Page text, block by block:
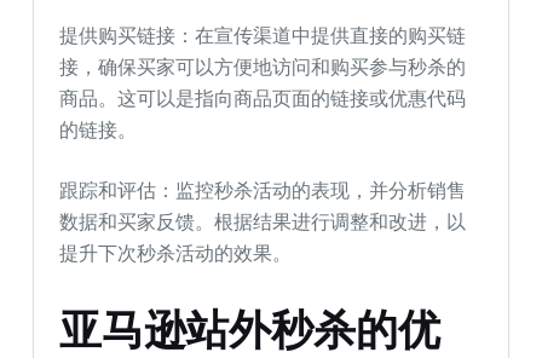
提供购买链接：在宣传渠道中提供直接的购买链
接，确保买家可以方便地访问和购买参与秒杀的
商品。这可以是指向商品页面的链接或优惠代码
的链接。
跟踪和评估：监控秒杀活动的表现，并分析销售
数据和买家反馈。根据结果进行调整和改进，以
提升下次秒杀活动的效果。
亚马逊站外秒杀的优